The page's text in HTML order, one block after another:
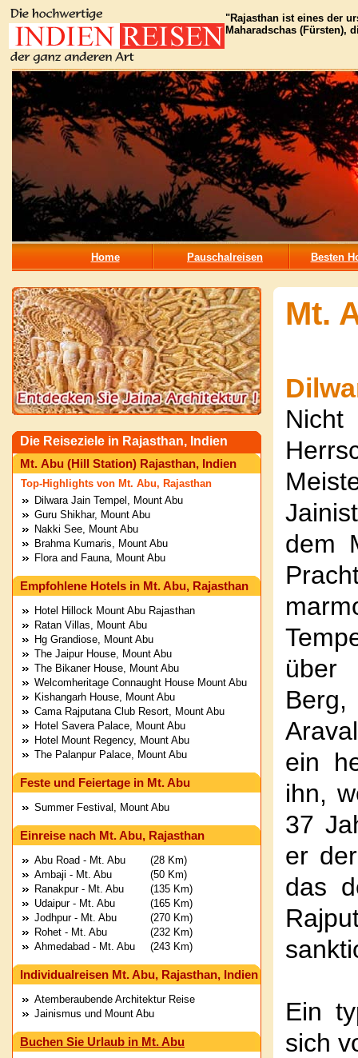
"Rajasthan ist eines der
Maharadschas (Fürsten),
Home Pauschalreisen Besten
Die Reiseziele in Rajasthan, Indien
Mt. Abu (Hill Station) Rajasthan, Indien
Top-Highlights von Mt. Abu, Rajasthan
Dilwara Jain Tempel, Mount Abu
Guru Shikhar, Mount Abu
Nakki See, Mount Abu
Brahma Kumaris, Mount Abu
Flora and Fauna, Mount Abu
Empfohlene Hotels in Mt. Abu, Rajasthan
Hotel Hillock Mount Abu Rajasthan
Ratan Villas, Mount Abu
Hg Grandiose, Mount Abu
The Jaipur House, Mount Abu
The Bikaner House, Mount Abu
Welcomheritage Connaught House Mount Abu
Kishangarh House, Mount Abu
Cama Rajputana Club Resort, Mount Abu
Hotel Savera Palace, Mount Abu
Hotel Mount Regency, Mount Abu
The Palanpur Palace, Mount Abu
Feste und Feiertage in Mt. Abu
Summer Festival, Mount Abu
Einreise nach Mt. Abu, Rajasthan
(28 Km)
(50 Km)
(135 Km)
(165 Km)
(270 Km)
(232 Km)
(243 Km)
Abu Road - Mt. Abu
Ambaji - Mt. Abu
Ranakpur - Mt. Abu
Udaipur - Mt. Abu
Jodhpur - Mt. Abu
Rohet - Mt. Abu
Ahmedabad - Mt. Abu
Individualreisen Mt. Abu, Rajasthan, Indien
Atemberaubende Architektur Reise
Jainismus und Mount Abu
Buchen Sie Urlaub in Mt. Abu
Mt.
Nicht
dem
ein
ihn,
37
er
das
Ein
sich